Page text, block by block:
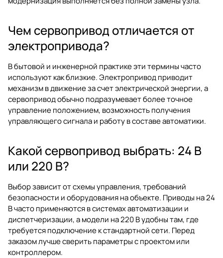
Чем сервопривод отличается от
электропривода?
В бытовой и инженерной практике эти термины часто
используют как близкие. Электропривод приводит
механизм в движение за счет электрической энергии, а
сервопривод обычно подразумевает более точное
управление положением, возможность получения
управляющего сигнала и работу в составе автоматики.
Какой сервопривод выбрать: 24 В
или 220 В?
Выбор зависит от схемы управления, требований
безопасности и оборудования на объекте. Приводы на 24
В часто применяются в системах автоматизации и
диспетчеризации, а модели на 220 В удобны там, где
требуется подключение к стандартной сети. Перед
заказом лучше сверить параметры с проектом или
контроллером.